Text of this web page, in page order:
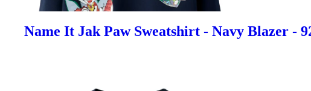
Name It Jak Paw Sweatshirt - Navy Blazer -